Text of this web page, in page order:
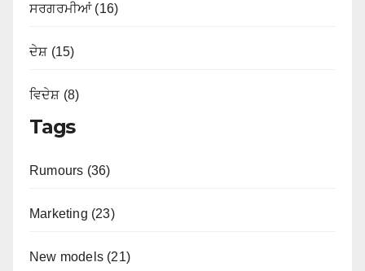
ਸਰਗਰਮੀਆਂ (16)
ਦੇਸ਼ (15)
ਵਿਦੇਸ਼ (8)
Tags
Rumours (36)
Marketing (23)
New models (21)